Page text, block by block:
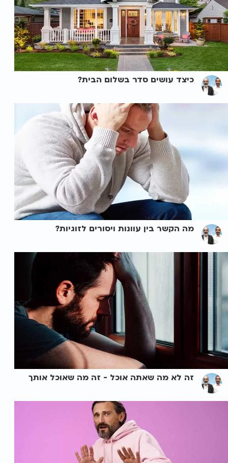
כיצד עושים סדר בשלום הבית?
מה הקשר בין עוונות ויסורים לזוגיות?
זה לא מה שאתה אוכל - זה מה שאוכל אותך